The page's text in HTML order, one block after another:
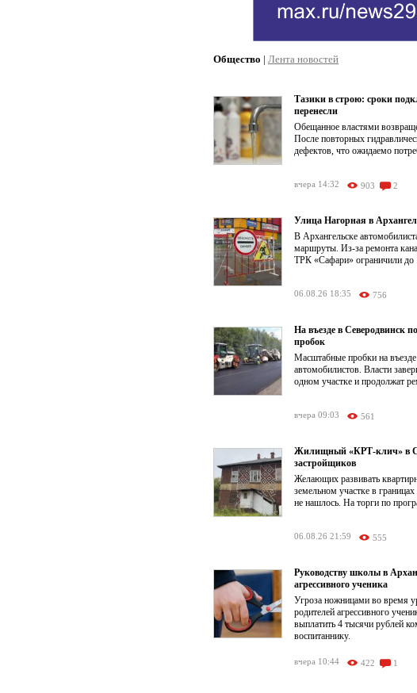
Общество | Лента новостей
Тазики в строю: сроки
перенесли
Обещанное властями
После повторных
дефектов, что ожидаемо
вчера 14:32 903 2
Улица Нагорная в
В Архангельске
маршруты. Из-за ремонта
ТРК «Сафари» ограничили до
06.08.26 18:35 756
На въезде в Северодвинск
пробок
Масштабные пробки на
автомобилистов. Власти
одном участке и продолжат
вчера 09:03 561
Жилищный «КРТ-клич» в
застройщиков
Желающих развивать
земельном участке в
не нашлось. На торги по
06.08.26 21:59 555
Руководству школы в
агрессивного ученика
Угроза ножницами во время
родителей агрессивного
выплатить 4 тысячи рублей
воспитаннику.
вчера 10:44 422 1